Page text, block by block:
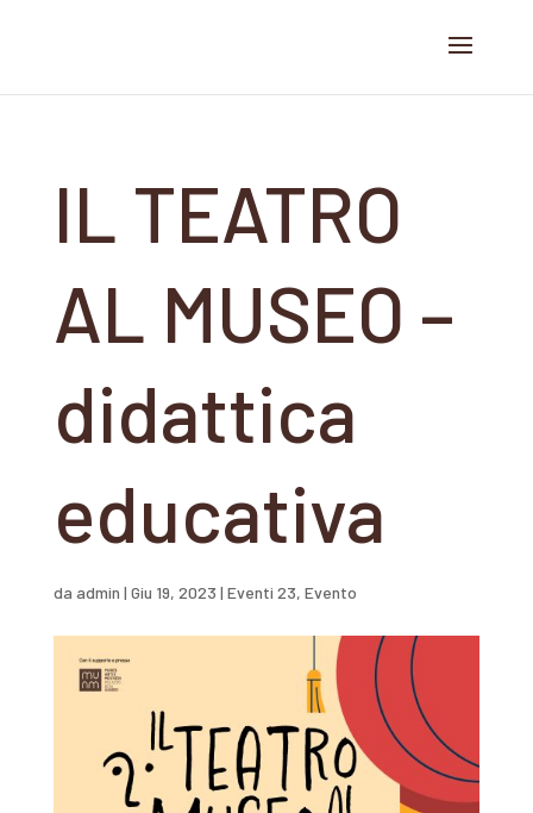
IL TEATRO
AL MUSEO –
didattica
educativa
da admin | Giu 19, 2023 | Eventi 23, Evento